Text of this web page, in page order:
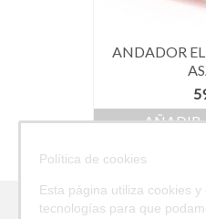
ANDADOR
AÑADIR
Política de cookies
Esta página utiliza cookies y
tecnologías para que